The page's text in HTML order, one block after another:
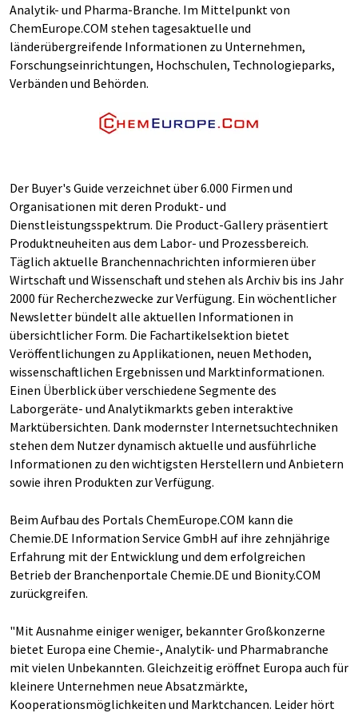
Analytik- und Pharma-Branche. Im Mittelpunkt von
ChemEurope.COM stehen tagesaktuelle und
länderübergreifende Informationen zu Unternehmen,
Forschungseinrichtungen, Hochschulen, Technologieparks,
Verbänden und Behörden.
Der Buyer's Guide verzeichnet über 6.000 Firmen und
Organisationen mit deren Produkt- und
Dienstleistungsspektrum. Die Product-Gallery präsentiert
Produktneuheiten aus dem Labor- und Prozessbereich.
Täglich aktuelle Branchennachrichten informieren über
Wirtschaft und Wissenschaft und stehen als Archiv bis ins Jahr
2000 für Recherchezwecke zur Verfügung. Ein wöchentlicher
Newsletter bündelt alle aktuellen Informationen in
übersichtlicher Form. Die Fachartikelsektion bietet
Veröffentlichungen zu Applikationen, neuen Methoden,
wissenschaftlichen Ergebnissen und Marktinformationen.
Einen Überblick über verschiedene Segmente des
Laborgeräte- und Analytikmarkts geben interaktive
Marktübersichten. Dank modernster Internetsuchtechniken
stehen dem Nutzer dynamisch aktuelle und ausführliche
Informationen zu den wichtigsten Herstellern und Anbietern
sowie ihren Produkten zur Verfügung.
Beim Aufbau des Portals ChemEurope.COM kann die
Chemie.DE Information Service GmbH auf ihre zehnjährige
Erfahrung mit der Entwicklung und dem erfolgreichen
Betrieb der Branchenportale Chemie.DE und Bionity.COM
zurückgreifen.
"Mit Ausnahme einiger weniger, bekannter Großkonzerne
bietet Europa eine Chemie-, Analytik- und Pharmabranche
mit vielen Unbekannten. Gleichzeitig eröffnet Europa auch für
kleinere Unternehmen neue Absatzmärkte,
Kooperationsmöglichkeiten und Marktchancen. Leider hört